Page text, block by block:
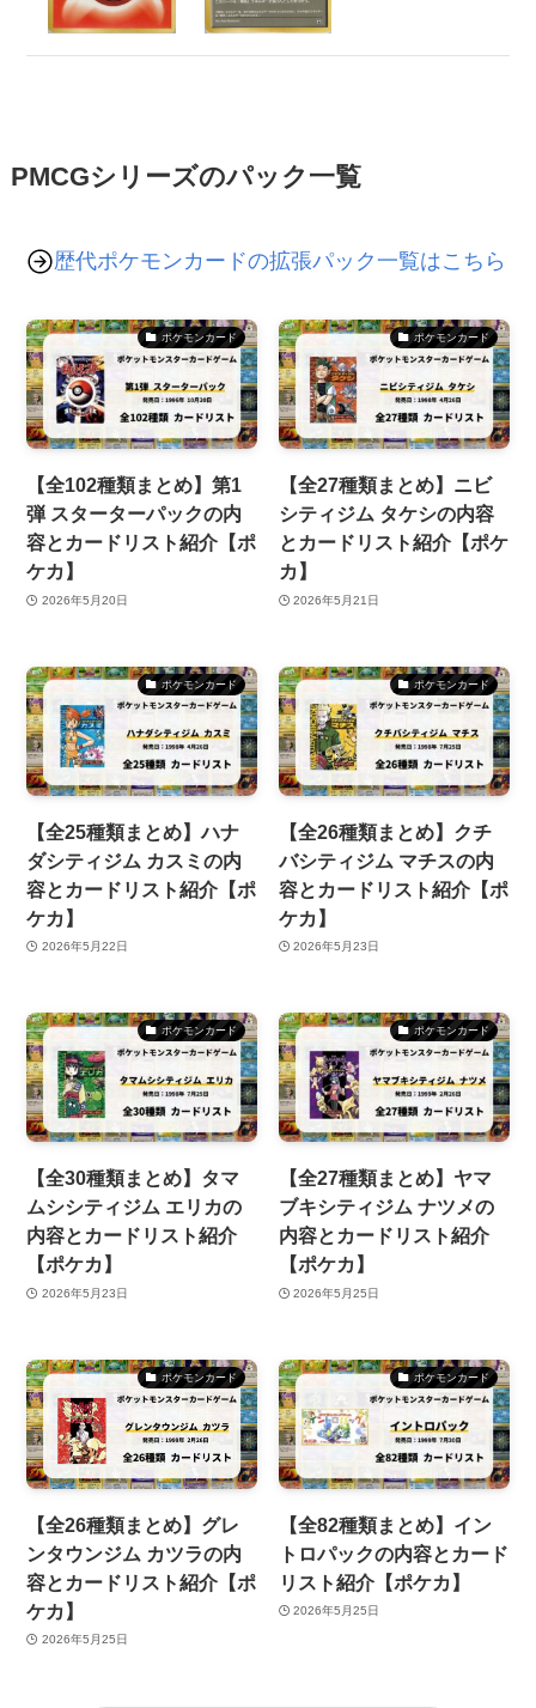
PMCGシリーズのパック一覧
歴代ポケモンカードの拡張パック一覧はこちら
ポケモンカード
【全102種類まとめ】第1
弾 スターターパックの内
容とカードリスト紹介【ポ
ケカ】
2026年5月20日
ポケモンカード
【全27種類まとめ】ニビ
シティジム タケシの内容
とカードリスト紹介【ポケ
カ】
2026年5月21日
ポケモンカード
【全25種類まとめ】ハナ
ダシティジム カスミの内
容とカードリスト紹介【ポ
ケカ】
2026年5月22日
ポケモンカード
【全26種類まとめ】クチ
バシティジム マチスの内
容とカードリスト紹介【ポ
ケカ】
2026年5月23日
ポケモンカード
【全30種類まとめ】タマ
ムシシティジム エリカの
内容とカードリスト紹介
【ポケカ】
2026年5月23日
ポケモンカード
【全27種類まとめ】ヤマ
ブキシティジム ナツメの
内容とカードリスト紹介
【ポケカ】
2026年5月25日
ポケモンカード
【全26種類まとめ】グレ
ンタウンジム カツラの内
容とカードリスト紹介【ポ
ケカ】
2026年5月25日
ポケモンカード
【全82種類まとめ】イン
トロパックの内容とカード
リスト紹介【ポケカ】
2026年5月25日